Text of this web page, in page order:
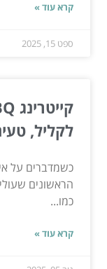
קרא עוד »
ספט 15, 2025
לקליל,
כשמדברים על
הראשונים
כמו...
קרא עוד »